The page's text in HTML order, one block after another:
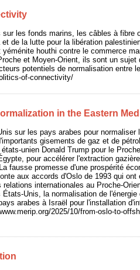
les fonds marins, les câbles à fibre
de la lutte pour la libération
houthi contre le commerce
et Moyen-Orient, ils sont un sujet
potentiels de normalisation entre
of-connectivity/
in the Eastern
sur les pays arabes pour normaliser
gisements de gaz et de
unien Donald Trump pour le
pour accélérer l'extraction
fausse promesse d'une prospérité
aux accords d'Oslo de 1993 qui ont
internationales au Proche-
Unis, la normalisation de
arabes à Israël pour l'installation
2025/10/from-oslo-to-